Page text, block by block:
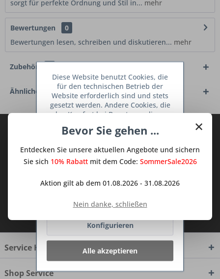
sorgt für perfekte Ordnung und Stil in... mehr
Bewertungen
0
Bewertungen lesen, schreiben und diskutieren... mehr
Zubehör
Ähnliche Artikel
Abonnieren Sie den kostenlosen Deine
Sie keine Neuigkeit oder Aktion mehr aus
dem Traum Küchen - Shop.
Ich habe dieDatenschutzbestimmungen
zur Kenntnis genommen.
Service Hotline
Shop Service
×
Bevor Sie gehen ...
Entdecken Sie unsere aktuellen Angebote und sichern
Sie sich 10% Rabattmit dem Code: SommerSale2026
Aktion gilt ab dem 01.08.2026 - 31.08.2026
Nein danke, schließen
Diese Website benutzt Cookies, die
für den technischen Betrieb der
Website erforderlich sind und stets
gesetzt werden. Andere Cookies, die
den Komfort bei Benutzung dieser
dienen oder die Interaktion mit
Netzwerken vereinfachen sollen,
werden nur mit Ihrer Zustimmung
Ablehnen
Konfigurieren
Alle akzeptieren